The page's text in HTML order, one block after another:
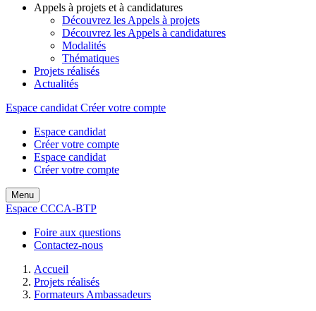
Appels à projets et à candidatures
Découvrez les Appels à projets
Découvrez les Appels à candidatures
Modalités
Thématiques
Projets réalisés
Actualités
Espace candidat Créer votre compte
Espace candidat
Créer votre compte
Espace candidat
Créer votre compte
Menu
Espace CCCA-BTP
Foire aux questions
Contactez-nous
Accueil
Projets réalisés
Formateurs Ambassadeurs